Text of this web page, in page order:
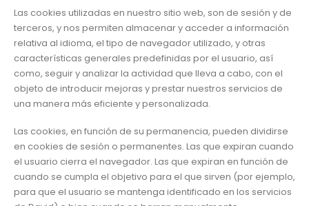
Las cookies utilizadas en nuestro sitio web, son de sesión y de
terceros, y nos permiten almacenar y acceder a información
relativa al idioma, el tipo de navegador utilizado, y otras
características generales predefinidas por el usuario, así
como, seguir y analizar la actividad que lleva a cabo, con el
objeto de introducir mejoras y prestar nuestros servicios de
una manera más eficiente y personalizada.
Las cookies, en función de su permanencia, pueden dividirse
en cookies de sesión o permanentes. Las que expiran cuando
el usuario cierra el navegador. Las que expiran en función de
cuando se cumpla el objetivo para el que sirven (por ejemplo,
para que el usuario se mantenga identificado en los servicios